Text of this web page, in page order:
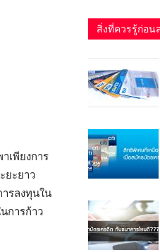
เพียงการ
ยะยาว
รลงทุนใน
การก้าว
สิ่งที่ควรรู้ก่อน